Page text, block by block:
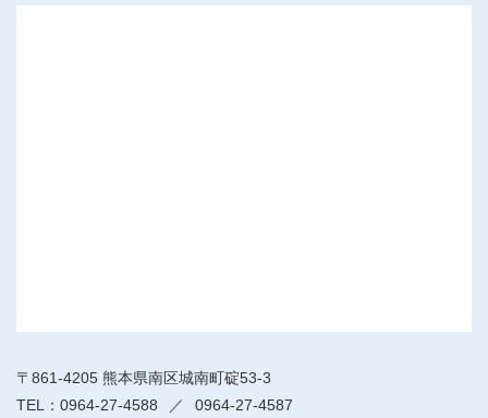
〒861-4205 熊本県南区城南町碇53-3
0964-27-4588
0964-27-4587